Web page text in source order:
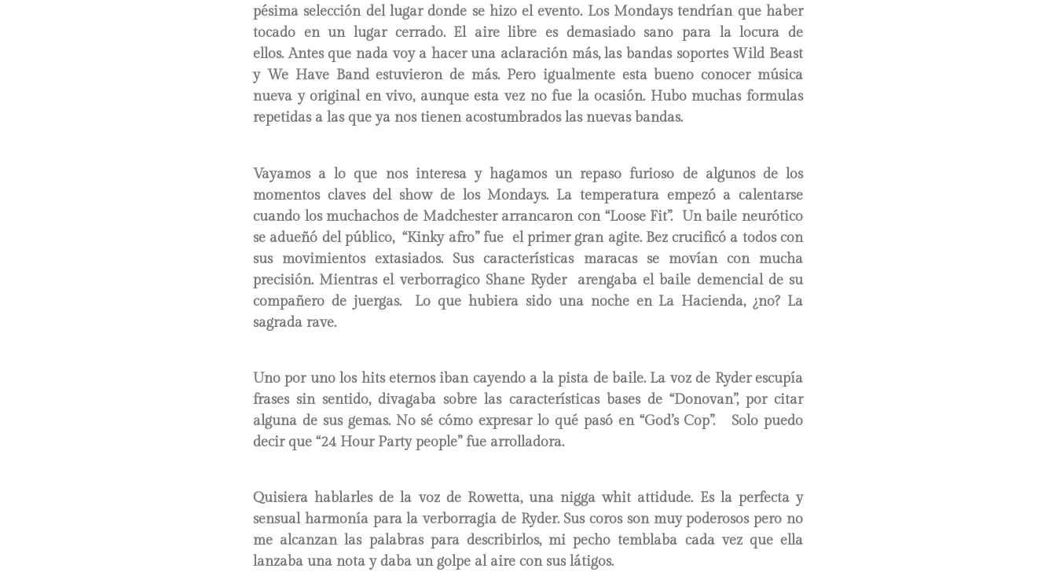
pésima selección del lugar donde se hizo el evento. Los Mondays tendrían que haber
tocado en un lugar cerrado. El aire libre es demasiado sano para la locura de
ellos. Antes que nada voy a hacer una aclaración más, las bandas soportes Wild Beast
y We Have Band estuvieron de más. Pero igualmente esta bueno conocer música
nueva y original en vivo, aunque esta vez no fue la ocasión. Hubo muchas formulas
repetidas a las que ya nos tienen acostumbrados las nuevas bandas.
Vayamos a lo que nos interesa y hagamos un repaso furioso de algunos de los
momentos claves del show de los Mondays. La temperatura empezó a calentarse
cuando los muchachos de Madchester arrancaron con “Loose Fit”. Un baile neurótico
se adueñó del público, “Kinky afro” fue el primer gran agite. Bez crucificó a todos con
sus movimientos extasiados. Sus características maracas se movían con mucha
precisión. Mientras el verborragico Shane Ryder arengaba el baile demencial de su
compañero de juergas. Lo que hubiera sido una noche en La Hacienda, ¿no? La
sagrada rave.
Uno por uno los hits eternos iban cayendo a la pista de baile. La voz de Ryder escupía
frases sin sentido, divagaba sobre las características bases de “Donovan”, por citar
alguna de sus gemas. No sé cómo expresar lo qué pasó en “God’s Cop”. Solo puedo
decir que “24 Hour Party people” fue arrolladora.
Quisiera hablarles de la voz de Rowetta, una nigga whit attidude. Es la perfecta y
sensual harmonía para la verborragia de Ryder. Sus coros son muy poderosos pero no
me alcanzan las palabras para describirlos, mi pecho temblaba cada vez que ella
lanzaba una nota y daba un golpe al aire con sus látigos.